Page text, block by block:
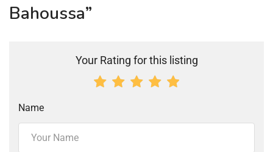
Bahoussa”
Your Rating for this listing
Name